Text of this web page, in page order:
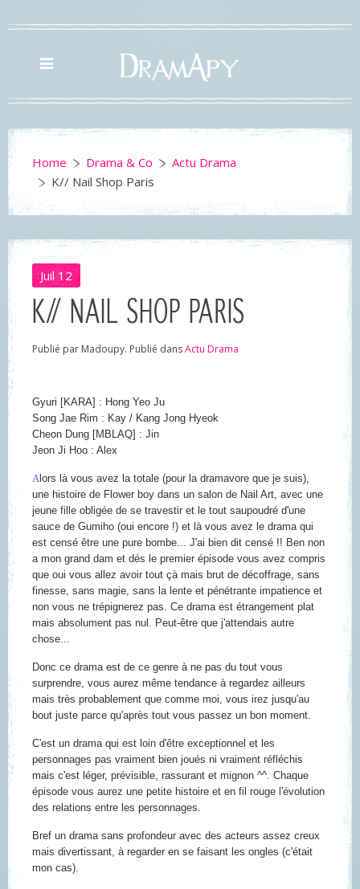
Home Drama & Co
Actu Drama
K// Nail Shop Paris
Juil 12
K// NAIL SHOP PARIS
Publié par Madoupy. Publié dansActu Drama
Gyuri [KARA] : Hong Yeo Ju
Song Jae Rim : Kay / Kang Jong Hyeok
Cheon Dung [MBLAQ] : Jin
Jeon Ji Hoo : Alex
A lors là vous avez la totale (pour la dramavore que je suis),
une histoire de Flower boy dans un salon de Nail Art, avec une
jeune fille obligée de se travestir et le tout saupoudré d'une
sauce de Gumiho (oui encore !) et là vous avez le drama qui
est censé être une pure bombe... J'ai bien dit censé !! Ben non
a mon grand dam et dés le premier épisode vous avez compris
que oui vous allez avoir tout çà mais brut de décoffrage, sans
finesse, sans magie, sans la lente et pénétrante impatience et
non vous ne trépignerez pas. Ce drama est étrangement plat
mais absolument pas nul. Peut-être que j'attendais autre
chose...
Donc ce drama est de ce genre à ne pas du tout vous
surprendre, vous aurez même tendance à regardez ailleurs
mais très probablement que comme moi, vous irez jusqu'au
bout juste parce qu'après tout vous passez un bon moment.
C'est un drama qui est loin d'être exceptionnel et les
personnages pas vraiment bien joués ni vraiment réfléchis
mais c'est léger, prévisible, rassurant et mignon ^^. Chaque
épisode vous aurez une petite histoire et en fil rouge l'évolution
des relations entre les personnages.
Bref un drama sans profondeur avec des acteurs assez creux
mais divertissant, à regarder en se faisant les ongles (c'était
mon cas).